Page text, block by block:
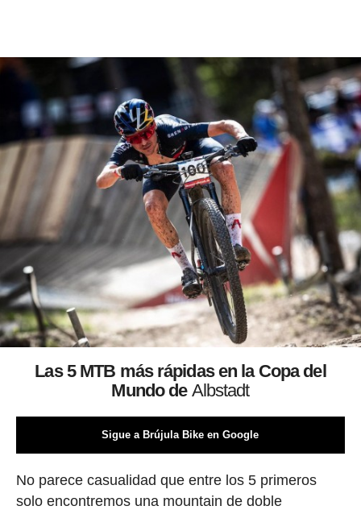
Las 5 MTB más rápidas en la Copa del
Mundo de Albstadt
Sigue a Brújula Bike en Google
No parece casualidad que entre los 5 primeros
solo encontremos una mountain de doble